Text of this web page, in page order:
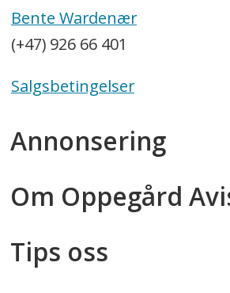
Bente Wardenær
(+47) 926 66 401
Salgsbetingelser
Annonsering
Om Oppegård
Tips oss